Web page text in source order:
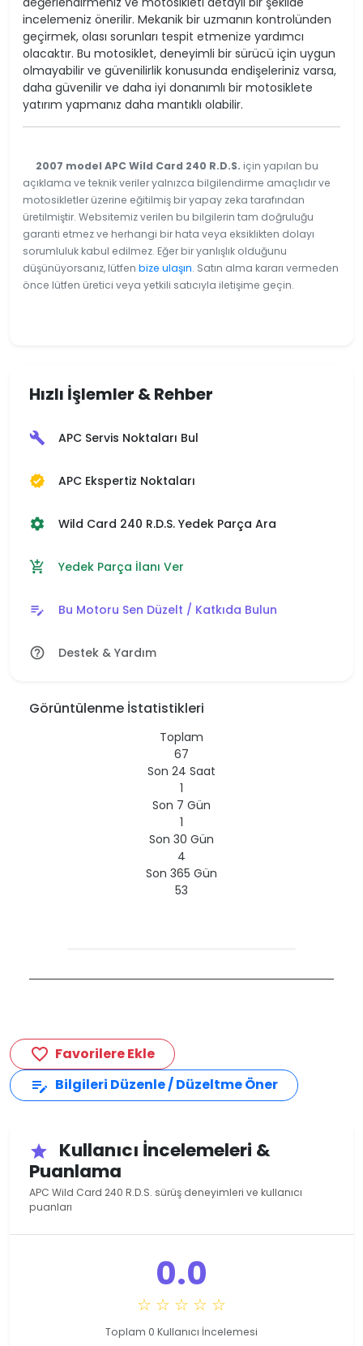
incelemeniz önerilir. Mekanik bir uzmanın kontrolünden
geçirmek, olası sorunları tespit etmenize yardımcı
olacaktır. Bu motosiklet, deneyimli bir sürücü için uygun
olmayabilir ve güvenilirlik konusunda endişeleriniz varsa,
daha güvenilir ve daha iyi donanımlı bir motosiklete
yatırım yapmanız daha mantıklı olabilir.
2007 model APC Wild Card 240 R.D.S. için yapılan bu
açıklama ve teknik veriler yalnızca bilgilendirme amaçlıdır ve
motosikletler üzerine eğitilmiş bir yapay zeka tarafından
üretilmiştir. Websitemiz verilen bu bilgilerin tam doğruluğu
garanti etmez ve herhangi bir hata veya eksiklikten dolayı
sorumluluk kabul edilmez. Eğer bir yanlışlık olduğunu
düşünüyorsanız, lütfen bize ulaşın. Satın alma kararı vermeden
önce lütfen üretici veya yetkili satıcıyla iletişime geçin.
Hızlı İşlemler & Rehber
build APC Servis Noktaları Bul
verified APC Ekspertiz Noktaları
settings Wild Card 240 R.D.S. Yedek Parça Ara
add_shopping_cart Yedek Parça İlanı Ver
edit_note Bu Motoru Sen Düzelt / Katkıda Bulun
help_outline Destek & Yardım
Görüntülenme İstatistikleri
Toplam
67
Son 24 Saat
1
Son 7 Gün
1
Son 30 Gün
4
Son 365 Gün
53
favorite_border Favorilere Ekle
edit_note Bilgileri Düzenle / Düzeltme Öner
star
Kullanıcı İncelemeleri &
Puanlama
APC Wild Card 240 R.D.S. sürüş deneyimleri ve kullanıcı
puanları
0.0
☆ ☆ ☆ ☆ ☆
Toplam 0 Kullanıcı İncelemesi